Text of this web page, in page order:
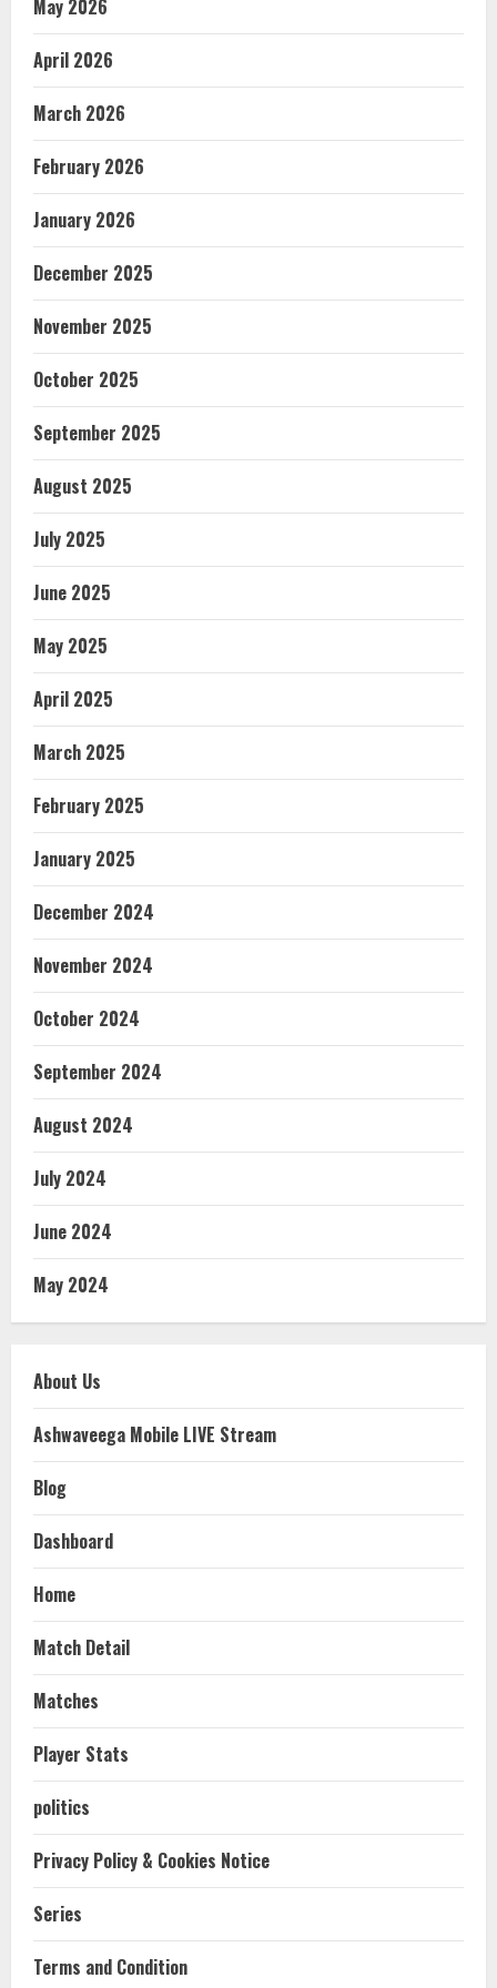
May 2026
April 2026
March 2026
February 2026
January 2026
December 2025
November 2025
October 2025
September 2025
August 2025
July 2025
June 2025
May 2025
April 2025
March 2025
February 2025
January 2025
December 2024
November 2024
October 2024
September 2024
August 2024
July 2024
June 2024
May 2024
About Us
Ashwaveega Mobile LIVE Stream
Blog
Dashboard
Home
Match Detail
Matches
Player Stats
politics
Privacy Policy & Cookies Notice
Series
Terms and Condition